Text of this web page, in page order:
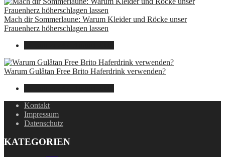
Mach dir Sommerlaune: Warum Kleider und Röcke unser
Frauenherz höherschlagen lassen
Warum Gulåtan Free Brito Haferdrink verwenden?
Kontakt
Impressum
Datenschutz
KATEGORIEN